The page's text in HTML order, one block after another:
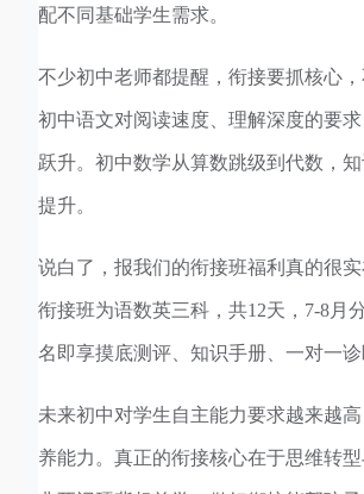
配不同基础学生需求。
不少初中老师都提醒，衔接要抓核心，
初中语文对阅读速度、理解深度的要
跃升。初中数学从算数跳级到代数，
提升。
说白了，报我们的衔接班福利真的很
衔接班为语数英三科，共12天，7-8月
名即享摸底测评、知识手册、一对一诊
未来初中对学生自主能力要求越来越
养能力。真正的衔接核心在于思维转